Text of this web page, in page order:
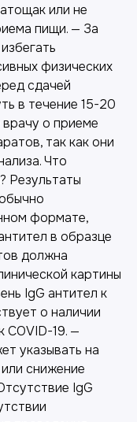
или не
пищи. — За
физических
сдачей
в течение 15-20
о приеме
так как они
Что
Результаты
формате,
в образце
должна
картины
IgG антител к
о наличии
COVID-19. —
указывать на
снижение
IgG